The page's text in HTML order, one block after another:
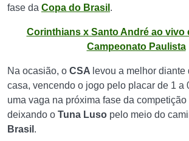
fase da Copa do Brasil .
Corinthians x Santo André ao vivo
Campeonato Paulista
Na ocasião, o CSA levou a melhor diante
casa, vencendo o jogo pelo placar de 1 a
uma vaga na próxima fase da
deixando o Tuna Luso pelo meio do
Brasil .